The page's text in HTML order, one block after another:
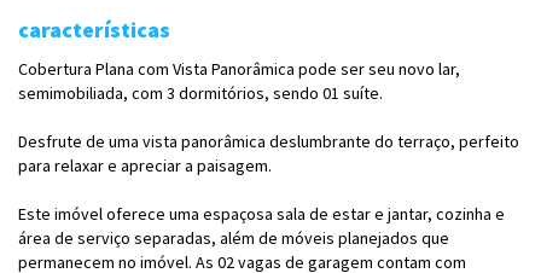
características
Cobertura Plana com Vista Panorâmica pode ser seu novo lar,
semimobiliada, com 3 dormitórios, sendo 01 suíte.
Desfrute de uma vista panorâmica deslumbrante do terraço, perfeito
para relaxar e apreciar a paisagem.
Este imóvel oferece uma espaçosa sala de estar e jantar, cozinha e
área de serviço separadas, além de móveis planejados que
permanecem no imóvel. As 02 vagas de garagem contam com